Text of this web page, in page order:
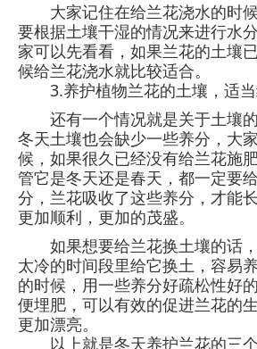
大家记住在给兰花浇水的时
要根据土壤干湿的情况来进行水
家可以先看看，如果兰花的土壤
候给兰花浇水就比较适合。
3.养护植物兰花的土壤，适
还有一个情况就是关于土壤
冬天土壤也会缺少一些养分，大
候，如果很久已经没有给兰花施
管它是冬天还是春天，都一定要
分，兰花吸收了这些养分，才能
更加顺利，更加的茂盛。
如果想要给兰花换土壤的话
太冷的时间段里给它换土，容易
的时候，用一些养分好疏松性好
便埋肥，可以有效的促进兰花的
更加漂亮。
以上就是冬天养护兰花的三